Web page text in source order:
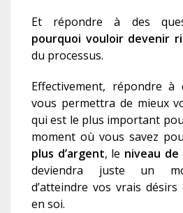
Et répondre à des
pourquoi vouloir devenir
du processus.
Effectivement, répondre à
vous permettra de mieux
qui est le plus important
moment où vous savez
plus d’argent, le niveau de
deviendra juste un
d’atteindre vos vrais
en soi.